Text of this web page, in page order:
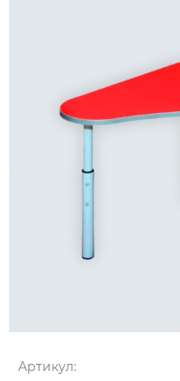
Артикул: